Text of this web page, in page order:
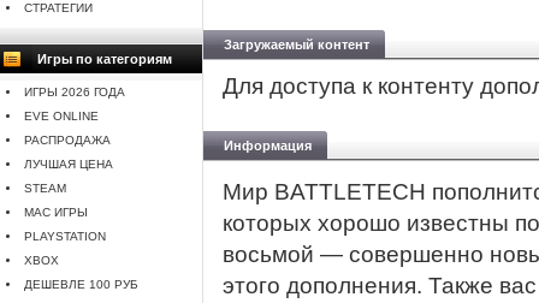
СТРАТЕГИИ
Игры по категориям
ИГРЫ 2026 ГОДА
EVE ONLINE
РАСПРОДАЖА
ЛУЧШАЯ ЦЕНА
STEAM
MAC ИГРЫ
PLAYSTATION
XBOX
ДЕШЕВЛЕ 100 РУБ
Загружаемый контент
Для доступа к контенту
Информация
Мир BATTLETECH
которых хорошо известны
восьмой — совершенно
этого дополнения. Также